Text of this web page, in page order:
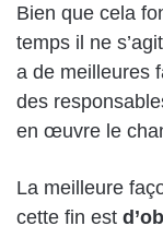
Bien que cela
temps il ne
a de meilleures
des
en œuvre le
La meilleure
cette fin est